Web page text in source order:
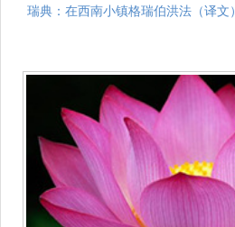
瑞典：在西南小镇格瑞伯洪法（译文）